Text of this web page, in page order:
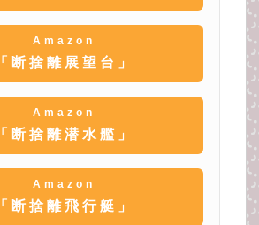
Amazon
「断捨離展望台」
Amazon
「断捨離潜水艦」
Amazon
「断捨離飛行艇」